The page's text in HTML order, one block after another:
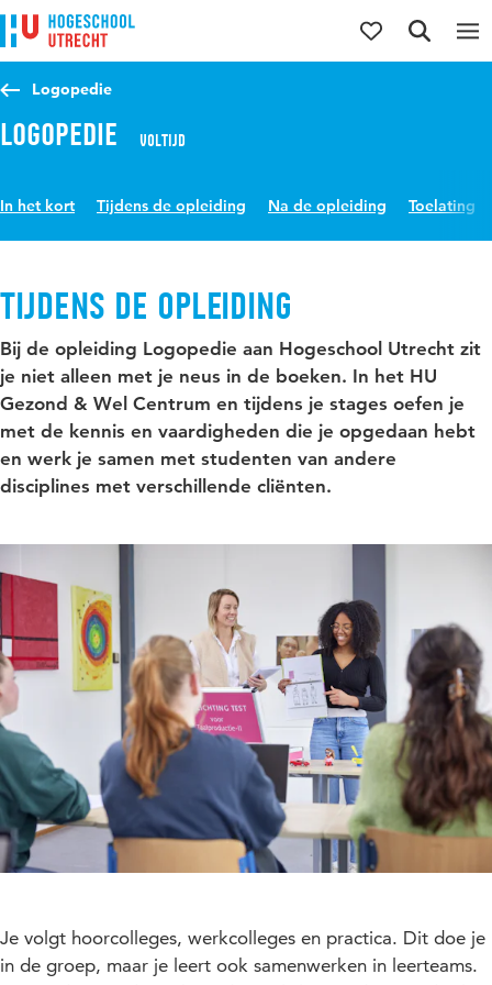
Direct naar de inhoud
Direct naar de hoofdnavigatie
Direct naar de zoekfunctie
Logopedie
Logopedie Voltijd
In het kort Tijdens de opleiding Na de opleiding Toelating
Tijdens de opleiding
Bij de opleiding Logopedie aan Hogeschool Utrecht zit
je niet alleen met je neus in de boeken. In het HU
Gezond & Wel Centrum en tijdens je stages oefen je
met de kennis en vaardigheden die je opgedaan hebt
en werk je samen met studenten van andere
disciplines met verschillende cliënten.
Je volgt hoorcolleges, werkcolleges en practica. Dit doe je
in de groep, maar je leert ook samenwerken in leerteams.